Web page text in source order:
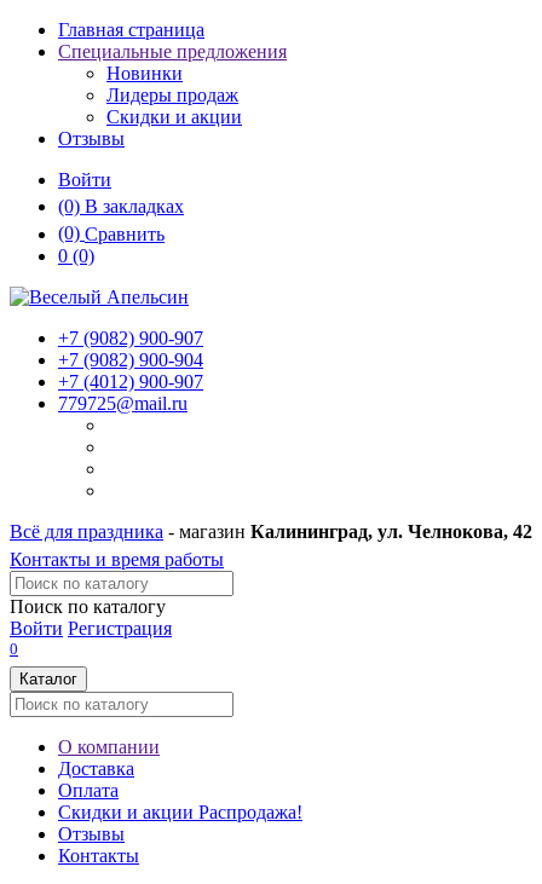
Главная страница
Специальные предложения
Новинки
Лидеры продаж
Скидки и акции
Отзывы
Войти
(0) В закладках
(0) Сравнить
0 (0)
+7 (9082) 900-907
+7 (9082) 900-904
+7 (4012) 900-907
779725@mail.ru
Всё для праздника - магазин Калининград, ул. Челнокова, 42
Контакты и время работы
Поиск по каталогу
Войти Регистрация
0
Каталог
О компании
Доставка
Оплата
Скидки и акции Распродажа!
Отзывы
Контакты